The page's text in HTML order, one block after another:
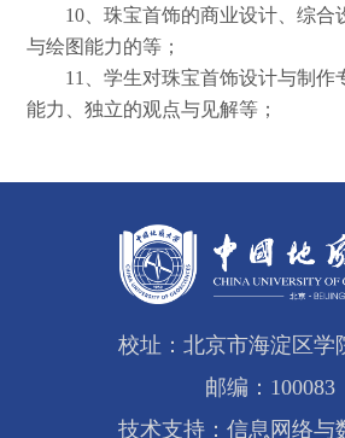
10、珠宝首饰的商业设计、综合
与绘图能力的等；
11
、学生对珠宝首饰设计与制作
能力、独立的观点与见解等；
校址：北京市海淀区学
邮编：100083
技术支持：信息网络与